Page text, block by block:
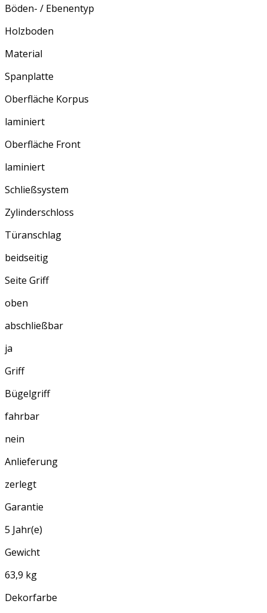
Böden- / Ebenentyp
Holzboden
Material
Spanplatte
Oberfläche Korpus
laminiert
Oberfläche Front
laminiert
Schließsystem
Zylinderschloss
Türanschlag
beidseitig
Seite Griff
oben
abschließbar
ja
Griff
Bügelgriff
fahrbar
nein
Anlieferung
zerlegt
Garantie
5 Jahr(e)
Gewicht
63,9 kg
Dekorfarbe